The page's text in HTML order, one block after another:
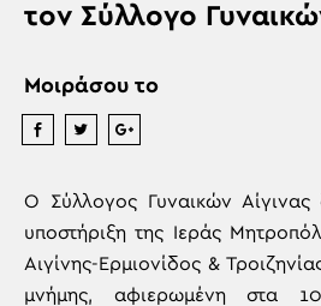
τον Σύλλογο
Μοιράσου το
Ο Σύλλογος Γυναικών Αίγινας
υποστήριξη της Ιεράς
Αιγίνης-Ερμιονίδος &
μνήμης, αφιερωμένη στα